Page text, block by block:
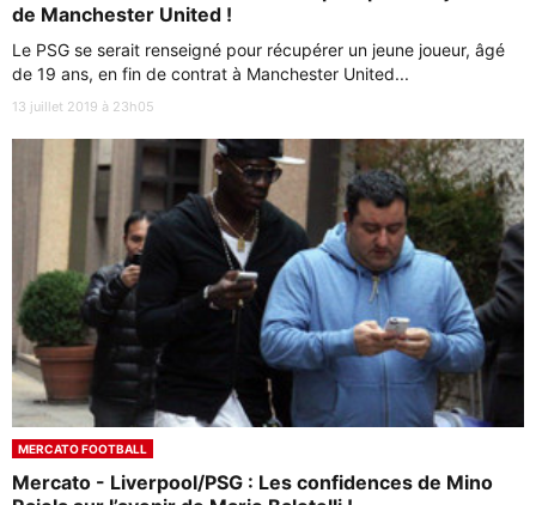
de Manchester United !
Le PSG se serait renseigné pour récupérer un jeune joueur, âgé
de 19 ans, en fin de contrat à Manchester United...
13 juillet 2019 à 23h05
MERCATO FOOTBALL
Mercato - Liverpool/PSG : Les confidences de Mino